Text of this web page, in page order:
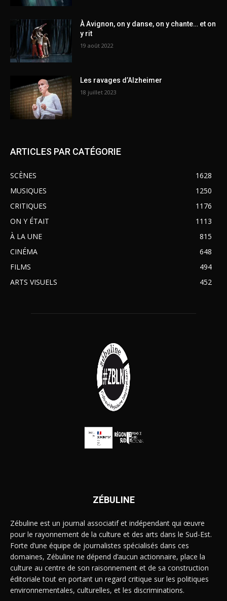
À Avignon, on y danse, on y chante… et on
y rit
19 août 2022
Les ravages d’Alzheimer
18 juillet 2023
ARTICLES PAR CATÉGORIE
SCÈNES
1628
MUSIQUES
1250
CRITIQUES
1176
ON Y ÉTAIT
1113
À LA UNE
815
CINÉMA
648
FILMS
494
ARTS VISUELS
452
ZÉBULINE
Zébuline est un journal associatif et indépendant qui œuvre
pour le rayonnement de la culture et des arts dans le Sud-Est.
Forte d’une équipe de journalistes spécialisés dans ces
domaines, Zébuline ne dépend d’aucun actionnaire, place la
culture au centre de son raisonnement et de sa construction
éditoriale tout en portant un regard critique sur les politiques
environnementales, culturelles, et les discriminations.